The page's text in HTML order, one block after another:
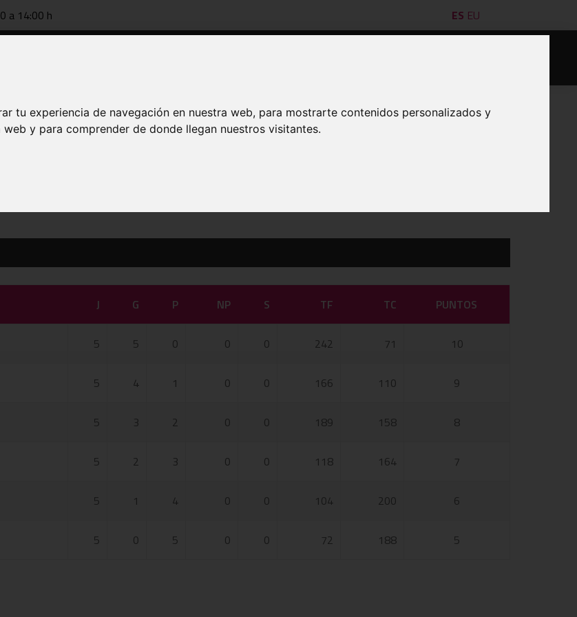
tu experiencia de navegación en nuestra web, para mostrarte contenidos personalizados y
y para comprender de donde llegan nuestros visitantes.
a 14:00 h ES EU
J G P NP S TF TC PUNTOS
5 5 0 0 0 242 71 10
5 4 1 0 0 166 110 9
5 3 2 0 0 189 158 8
5 2 3 0 0 118 164 7
5 1 4 0 0 104 200 6
5 0 5 0 0 72 188 5